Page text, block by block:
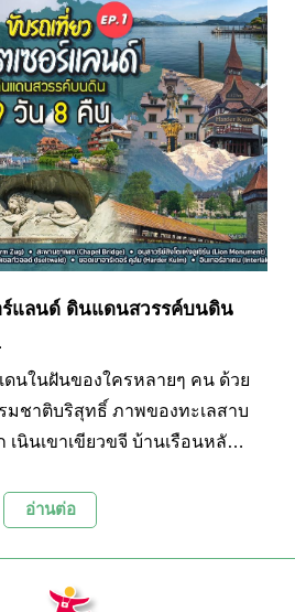
ามเมืองต่างๆ ล้วนแต่เป็นเสน่ห์
ากเดินทางมาเยือนสักครั้ง ทริ
ยวทั้งหมด 9 วัน 8 คืน โดยการ
ยใน EP. นี้ เป็นการเดินทางของ
ป
ร์แลนด์ ดินแดนสวรรค์บนดิน
นในฝันของใครหลายๆ คน ด้วย
มชาติบริสุทธิ์ ภาพของทะเลสาบ
เนินเขาเขียวขจี บ้านเรือนหลัง
เป็นแนวยาวโอบล้อมดินแดนที่
องทวีปยุโรปแห่งนี้ ไปจนถึง
วัติศาสตร์ วัฒนธรรม และ
ามเมืองต่างๆ ล้วนแต่เป็นเสน่ห์
อ่านต่อ